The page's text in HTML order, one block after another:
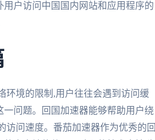
户访问中国国内网站和应用程序的
环境的限制,用户往往会遇到访问缓
问题。回国加速器能够帮助用户绕
访问速度。番茄加速器作为优秀的回